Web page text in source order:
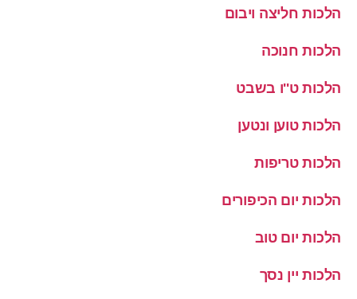
הלכות חליצה ויבום
הלכות חנוכה
הלכות ט''ו בשבט
הלכות טוען ונטען
הלכות טריפות
הלכות יום הכיפורים
הלכות יום טוב
הלכות יין נסך